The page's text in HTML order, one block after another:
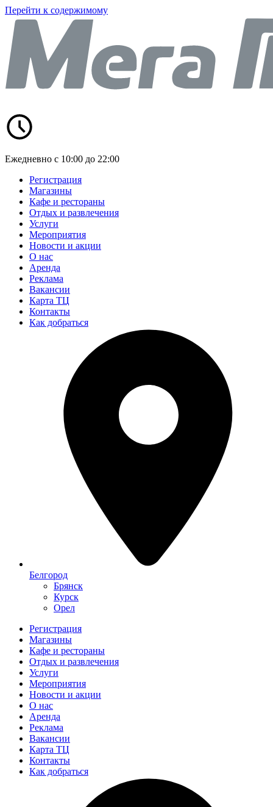
Перейти к содержимому
Ежедневно с 10:00 до 22:00
Регистрация
Магазины
Кафе и рестораны
Отдых и развлечения
Услуги
Мероприятия
Новости и акции
О нас
Аренда
Реклама
Вакансии
Карта ТЦ
Контакты
Как добраться
Белгород
Брянск
Курск
Орел
Регистрация
Магазины
Кафе и рестораны
Отдых и развлечения
Услуги
Мероприятия
Новости и акции
О нас
Аренда
Реклама
Вакансии
Карта ТЦ
Контакты
Как добраться